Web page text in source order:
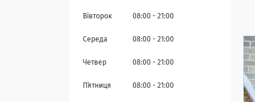
Вівторок 08:00 21:00
Середа 08:00 21:00
Четвер 08:00 21:00
Пʼятниця 08:00 21:00